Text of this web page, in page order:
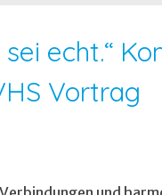
echt.“
Vortrag